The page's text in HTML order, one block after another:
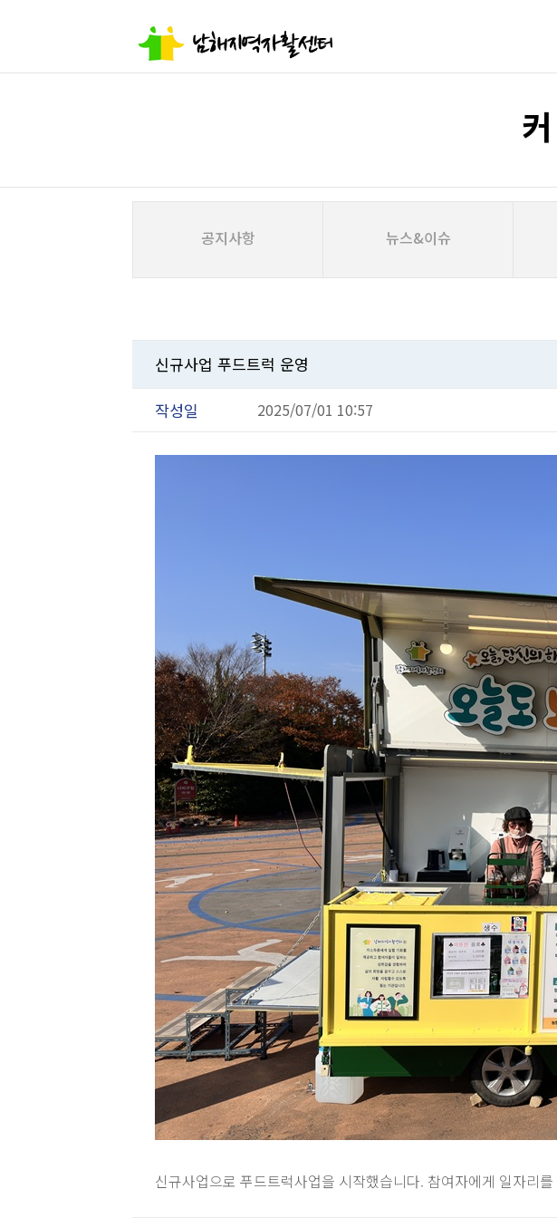
공지사항 뉴스&이슈
신규사업 푸드트럭 운영
작성일 2025/07/01 10:57
신규사업으로 푸드트럭사업을 시작했습니다. 참여자에게 일자리